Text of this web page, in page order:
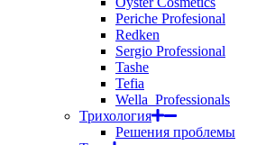
Periche Profesional
Redken
Sergio Professional
Tashe
Tefia
Wella_Professionals
Трихология
Решения проблемы